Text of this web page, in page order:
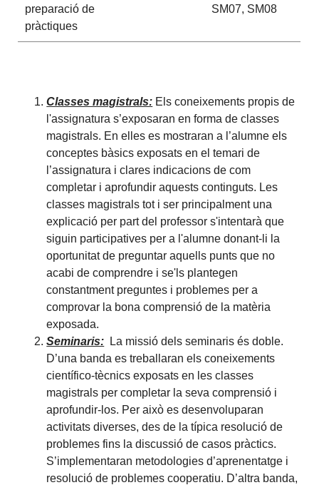
preparació de
pràctiques
SM07, SM08
Classes magistrals: Els coneixements propis de
l'assignatura s’exposaran en forma de classes
magistrals. En elles es mostraran a l’alumne els
conceptes bàsics exposats en el temari de
l’assignatura i clares indicacions de com
completar i aprofundir aquests continguts. Les
classes magistrals tot i ser principalment una
explicació per part del professor s'intentarà que
siguin participatives per a l'alumne donant-li la
oportunitat de preguntar aquells punts que no
acabi de comprendre i se'ls plantegen
constantment preguntes i problemes per a
comprovar la bona comprensió de la matèria
exposada.
Seminaris: La missió dels seminaris és doble.
D’una banda es treballaran els coneixements
científico-tècnics exposats en les classes
magistrals per completar la seva comprensió i
aprofundir-los. Per això es desenvoluparan
activitats diverses, des de la típica resolució de
problemes fins la discussió de casos pràctics.
S’implementaran metodologies d’aprenentatge i
resolució de problemes cooperatiu. D’altra banda,